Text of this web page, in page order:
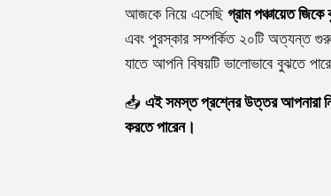
আজকে নিয়ে এসেছিগ্রাম পঞ্চায়েত
এবং পুরস্কার সম্পর্কিত ২০টি অত্যন্ত
যাতে আপনি বিষয়টি ভালোভাবে বুঝতে
📥 এই সমস্ত প্রশ্নের উত্তর আপনারা
করতে পারেন।